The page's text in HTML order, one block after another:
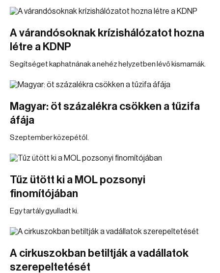
A várandósoknak krízishálózatot hozna
létre a KDNP
Segítséget kaphatnának a nehéz helyzetben lévő kismamák.
Magyar: öt százalékra csökken a tűzifa
áfája
Szeptember közepétől.
Tűz ütött ki a MOL pozsonyi
finomítójában
Egy tartály gyulladt ki.
A cirkuszokban betiltják a vadállatok
szerepeltetését